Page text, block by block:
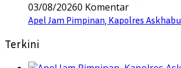
03/08/20260 Komentar
Apel Jam Pimpinan, Kapolres
Terkini